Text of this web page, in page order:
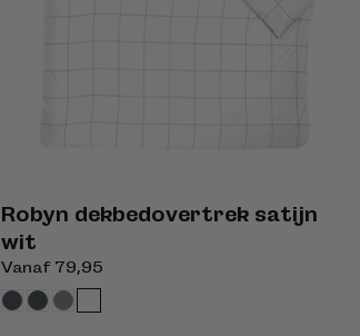
Robyn dekbedovertrek satijn
wit
Normale
prijs
Vanaf 79,95